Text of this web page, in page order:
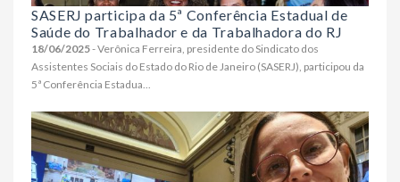
SASERJ participa da 5ª Conferência Estadual de
Saúde do Trabalhador e da Trabalhadora do RJ
18/06/2025- Verônica Ferreira, presidente do Sindicato dos
Assistentes Sociais do Estado do Rio de Janeiro (SASERJ), participou da
5ª Conferência Estadua...